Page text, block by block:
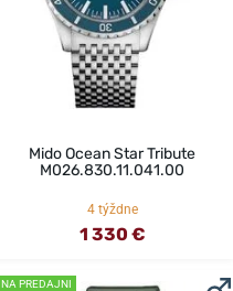
Mido Ocean Star Tribute
M026.830.11.041.00
4 týždne
1 330 €
NA PREDAJNI